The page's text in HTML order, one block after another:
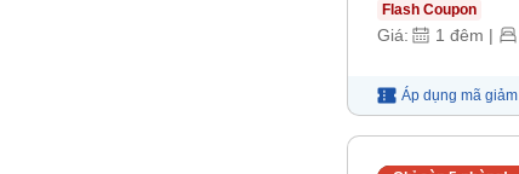
Flash Coupon
Giá: 1 đêm |
Áp dụng mã giảm